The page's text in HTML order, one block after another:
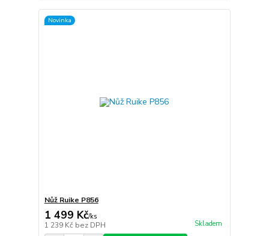
Novinka
Nůž Ruike P856
1 499 Kč/ks
1 239 Kč bez DPH Skladem